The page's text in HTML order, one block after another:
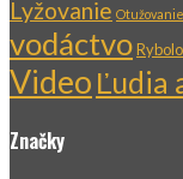
Lyžovanie Otužovanie
vodáctvo
Video Ľudia
Značky